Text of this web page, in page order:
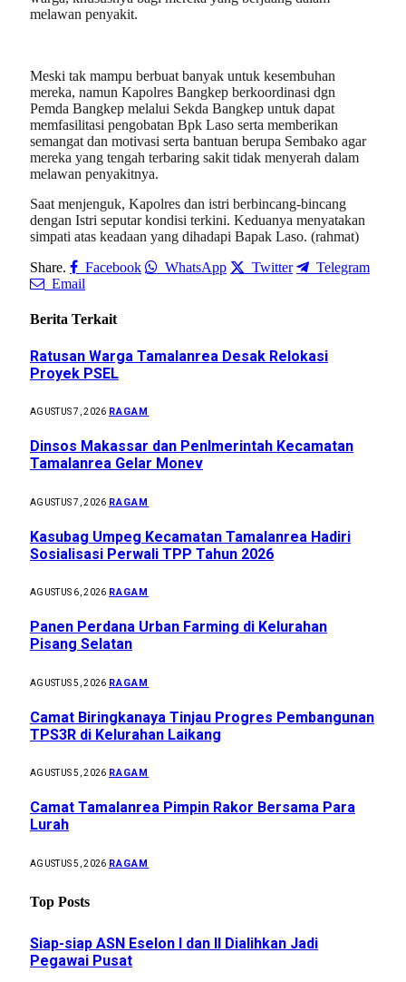
melawan penyakit.
Meski tak mampu berbuat banyak untuk kesembuhan
mereka, namun Kapolres Bangkep berkoordinasi dgn
Pemda Bangkep melalui Sekda Bangkep untuk dapat
memfasilitasi pengobatan Bpk Laso serta memberikan
semangat dan motivasi serta bantuan berupa Sembako agar
mereka yang tengah terbaring sakit tidak menyerah dalam
melawan penyakitnya.
Saat menjenguk, Kapolres dan istri berbincang-bincang
dengan Istri seputar kondisi terkini. Keduanya menyatakan
simpati atas keadaan yang dihadapi Bapak Laso. (rahmat)
Share.
Facebook WhatsApp Twitter
Telegram
Email
Berita Terkait
Ratusan Warga Tamalanrea Desak Relokasi
Proyek PSEL
AGUSTUS 7, 2026 RAGAM
Dinsos Makassar dan Penlmerintah Kecamatan
Tamalanrea Gelar Monev
AGUSTUS 7, 2026 RAGAM
Kasubag Umpeg Kecamatan Tamalanrea Hadiri
Sosialisasi Perwali TPP Tahun 2026
AGUSTUS 6, 2026 RAGAM
Panen Perdana Urban Farming di Kelurahan
Pisang Selatan
AGUSTUS 5, 2026 RAGAM
Camat Biringkanaya Tinjau Progres Pembangunan
TPS3R di Kelurahan Laikang
AGUSTUS 5, 2026 RAGAM
Camat Tamalanrea Pimpin Rakor Bersama Para
Lurah
AGUSTUS 5, 2026 RAGAM
Top Posts
Siap-siap ASN Eselon I dan II Dialihkan Jadi
Pegawai Pusat